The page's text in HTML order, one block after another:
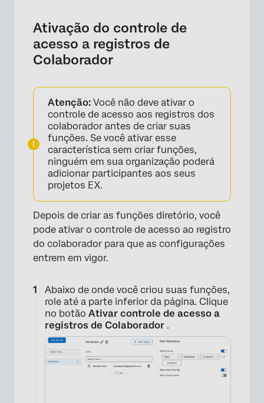
Ativação do controle de
acesso a registros de
Colaborador
Atenção: Você não deve ativar o
controle de acesso aos registros dos
colaborador antes de criar suas
funções. Se você ativar esse
característica sem criar funções,
ninguém em sua organização poderá
adicionar participantes aos seus
projetos EX.
Depois de criar as funções diretório, você
pode ativar o controle de acesso ao registro
do colaborador para que as configurações
entrem em vigor.
Abaixo de onde você criou suas funções,
role até a parte inferior da página. Clique
no botão Ativar controle de acesso a
registros de Colaborador .